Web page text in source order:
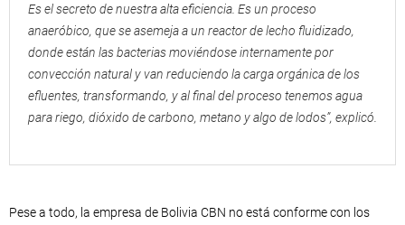
Es el secreto de nuestra alta eficiencia. Es un proceso
anaeróbico, que se asemeja a un reactor de lecho fluidizado,
donde están las bacterias moviéndose internamente por
convección natural y van reduciendo la carga orgánica de los
efluentes, transformando, y al final del proceso tenemos agua
para riego, dióxido de carbono, metano y algo de lodos”, explicó.
Pese a todo, la empresa de Bolivia CBN no está conforme con los